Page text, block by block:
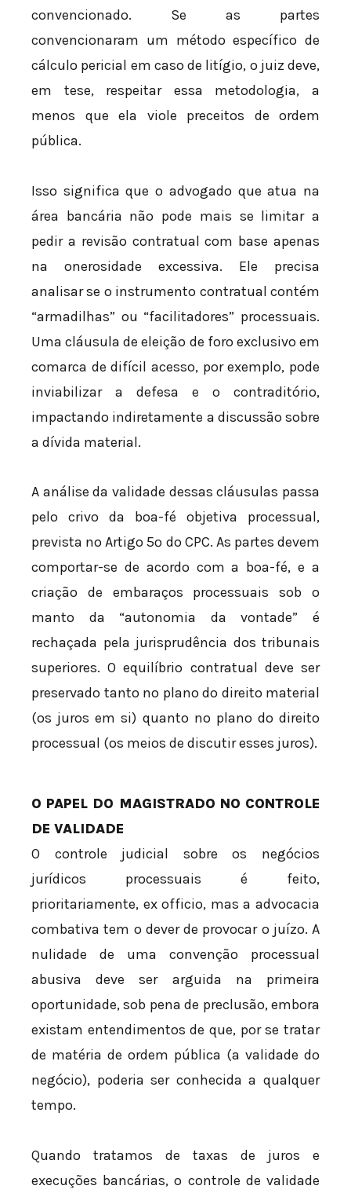
convencionado. Se as partes
convencionaram um método específico de
cálculo pericial em caso de litígio, o juiz deve,
em tese, respeitar essa metodologia, a
menos que ela viole preceitos de ordem
pública.
Isso significa que o advogado que atua na
área bancária não pode mais se limitar a
pedir a revisão contratual com base apenas
na onerosidade excessiva. Ele precisa
analisar se o instrumento contratual contém
“armadilhas” ou “facilitadores” processuais.
Uma cláusula de eleição de foro exclusivo em
comarca de difícil acesso, por exemplo, pode
inviabilizar a defesa e o contraditório,
impactando indiretamente a discussão sobre
a dívida material.
A análise da validade dessas cláusulas passa
pelo crivo da boa-fé objetiva processual,
prevista no Artigo 5º do CPC. As partes devem
comportar-se de acordo com a boa-fé, e a
criação de embaraços processuais sob o
manto da “autonomia da vontade” é
rechaçada pela jurisprudência dos tribunais
superiores. O equilíbrio contratual deve ser
preservado tanto no plano do direito material
(os juros em si) quanto no plano do direito
processual (os meios de discutir esses juros).
O PAPEL DO MAGISTRADO NO CONTROLE
DE VALIDADE
O controle judicial sobre os negócios
jurídicos processuais é feito,
prioritariamente, ex officio, mas a advocacia
combativa tem o dever de provocar o juízo. A
nulidade de uma convenção processual
abusiva deve ser arguida na primeira
oportunidade, sob pena de preclusão, embora
existam entendimentos de que, por se tratar
de matéria de ordem pública (a validade do
negócio), poderia ser conhecida a qualquer
tempo.
Quando tratamos de taxas de juros e
execuções bancárias, o controle de validade